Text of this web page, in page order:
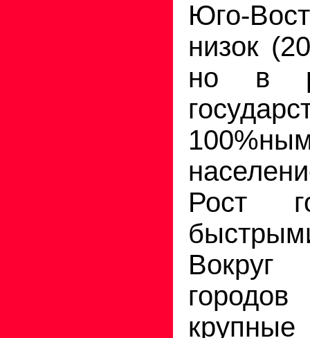
Юго-
низок
но в
Рост